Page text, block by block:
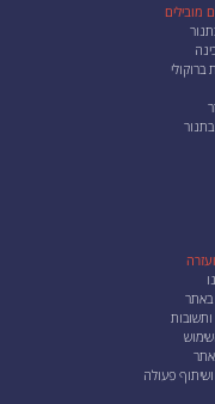
מובילים
באתר
פעולה